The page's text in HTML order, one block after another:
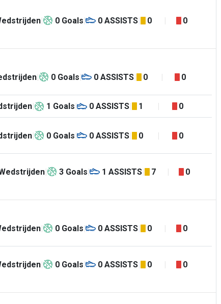
0 Goals 0 ASSISTS 0 0
0 Goals 0 ASSISTS 0 0
1 Goals 0 ASSISTS 1 0
0 Goals 0 ASSISTS 0 0
3 Goals 1 ASSISTS 7 0
0 Goals 0 ASSISTS 0 0
0 Goals 0 ASSISTS 0 0